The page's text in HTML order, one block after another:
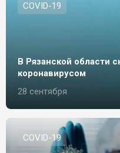
СOVID-19
В Рязанской области
коронавирусом
28 сентября
СOVID-19